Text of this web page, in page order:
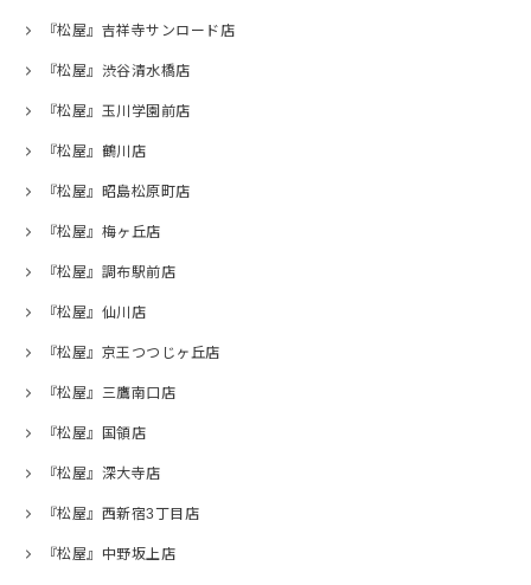
『松屋』吉祥寺サンロード店
『松屋』渋谷清水橋店
『松屋』玉川学園前店
『松屋』鶴川店
『松屋』昭島松原町店
『松屋』梅ヶ丘店
『松屋』調布駅前店
『松屋』仙川店
『松屋』京王つつじヶ丘店
『松屋』三鷹南口店
『松屋』国領店
『松屋』深大寺店
『松屋』西新宿3丁目店
『松屋』中野坂上店